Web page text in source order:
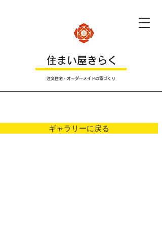
​住まい屋きらく
注文住宅・オーダーメイドの家づくり
ギャラリーに戻る